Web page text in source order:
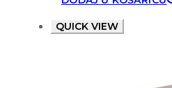
QUICK VIEW